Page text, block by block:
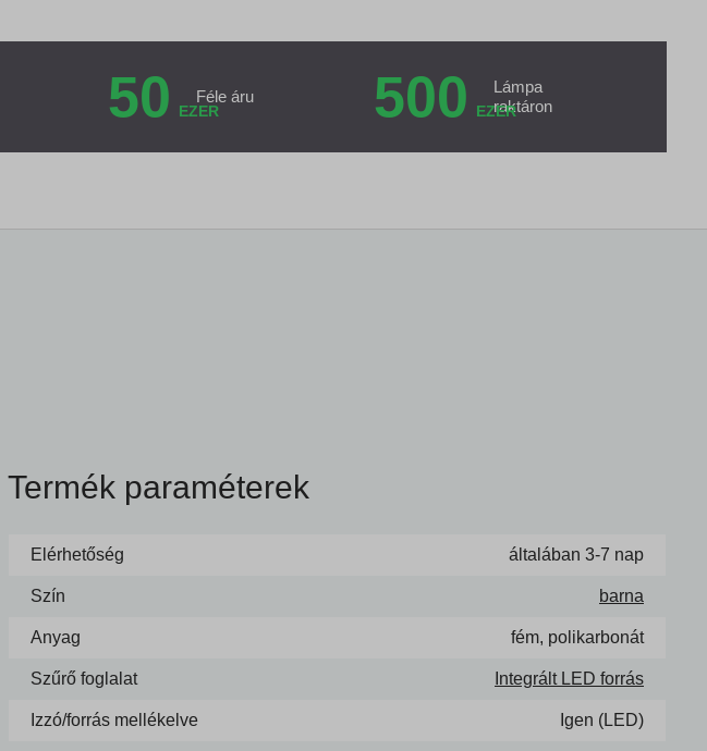
50 EZER
Féle áru 500 EZER
Lámpa
raktáron
Termék paraméterek
Elérhetőség általában 3-7 nap
Szín barna
Anyag fém, polikarbonát
Szűrő foglalat Integrált LED forrás
Izzó/forrás mellékelve Igen (LED)